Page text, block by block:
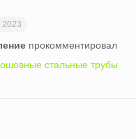
2023
прокомментировал
стальные трубы